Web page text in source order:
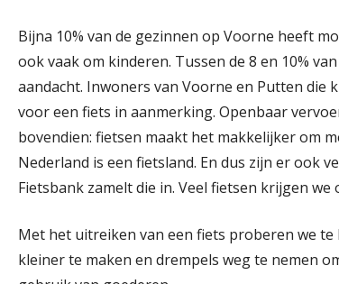
Bijna 10% van de gezinnen op Voorne heeft
ook vaak om kinderen. Tussen de 8 en 10%
aandacht. Inwoners van Voorne en Putten
voor een fiets in aanmerking. Openbaar
bovendien: fietsen maakt het makkelijker om
Nederland is een fietsland. En dus zijn er ook
Fietsbank zamelt die in. Veel fietsen krijgen
Met het uitreiken van een fiets proberen we
kleiner te maken en drempels weg te nemen